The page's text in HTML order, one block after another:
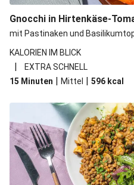
Gnocchi in Hirtenkäse-
mit Pastinaken und
KALORIEN IM BLICK
|
EXTRA SCHNELL
15 Minuten | Mittel | 596 kcal